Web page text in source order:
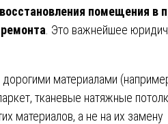
восстановления помещения в
. Это важнейшее
материалами
тканевые натяжные
материалов, а не на их замену